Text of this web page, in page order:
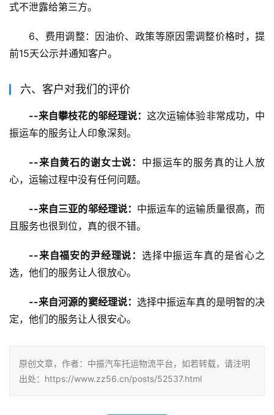
式不泄露给第三方。
6、费用调整：因油价、政策等原因需调整价格时，提
前15天公示并通知客户。
六、客户对我们的评价
--来自攀枝花的邬经理说：这次运输体验非常成功，中
振运车的服务让人印象深刻。
--来自黄石的谢女士说： 中振运车的服务真的让人放
心，运输过程中没有任何问题。
--来自三亚的邬经理说： 中振运车的运输质量很高，而
且服务也很到位，真的很不错。
--来自福安的尹经理说： 选择中振运车真的是省心之
选，他们的服务让人很放心。
--来自河源的窦经理说： 选择中振运车真的是明智的决
定，他们的服务让人很安心。
原创文章，作者：中振汽车托运物流平台，如若转载，请注明
出处：https://www.zz56.cn/posts/52537.html